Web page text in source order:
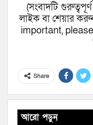
(সংবাদটি
লাইক বা শেয়ার
important,
Share
আরো পড়ুন